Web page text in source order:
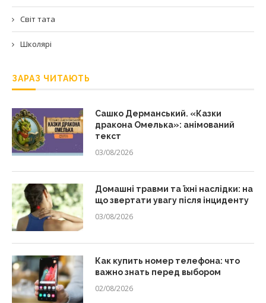
Світ тата
Школярі
ЗАРАЗ ЧИТАЮТЬ
Сашко Дерманський. «Казки
дракона Омелька»: анімований
текст
03/08/2026
Домашні травми та їхні наслідки: на
що звертати увагу після інциденту
03/08/2026
Как купить номер телефона: что
важно знать перед выбором
02/08/2026